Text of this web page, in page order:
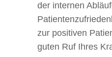
der internen
zur positiven
guten Ruf Ihres